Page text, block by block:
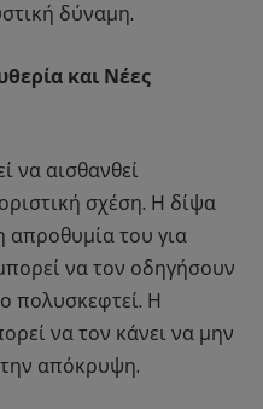
δύναμη.
και Νέες
να αισθανθεί
σχέση. Η δίψα
απροθυμία του για
να τον οδηγήσουν
πολυσκεφτεί. Η
να τον κάνει να μην
απόκρυψη.